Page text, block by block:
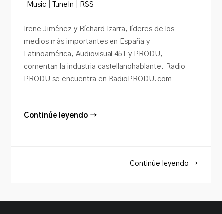
Music
TuneIn RSS
Irene Jiménez y Ríchard Izarra, líderes de los
medios más importantes en España y
Latinoamérica, Audiovisual 451 y PRODU,
comentan la industria castellanohablante. Radio
PRODU se encuentra en RadioPRODU.com
Continúe leyendo →
Continúe leyendo →